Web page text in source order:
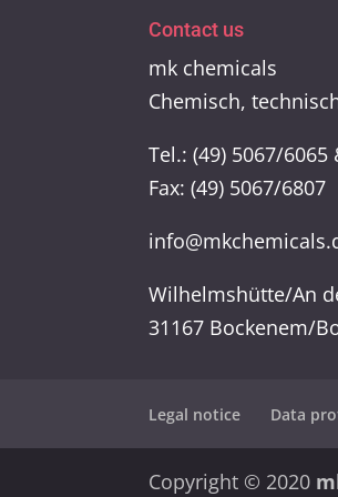
Contact us
mk chemicals
Chemisch,
Tel.: (49) 5067/6065
Fax: (49) 5067/6807
Wilhelmshütte/An
31167 Bockenem/
Legal notice Data
Copyright © 2020